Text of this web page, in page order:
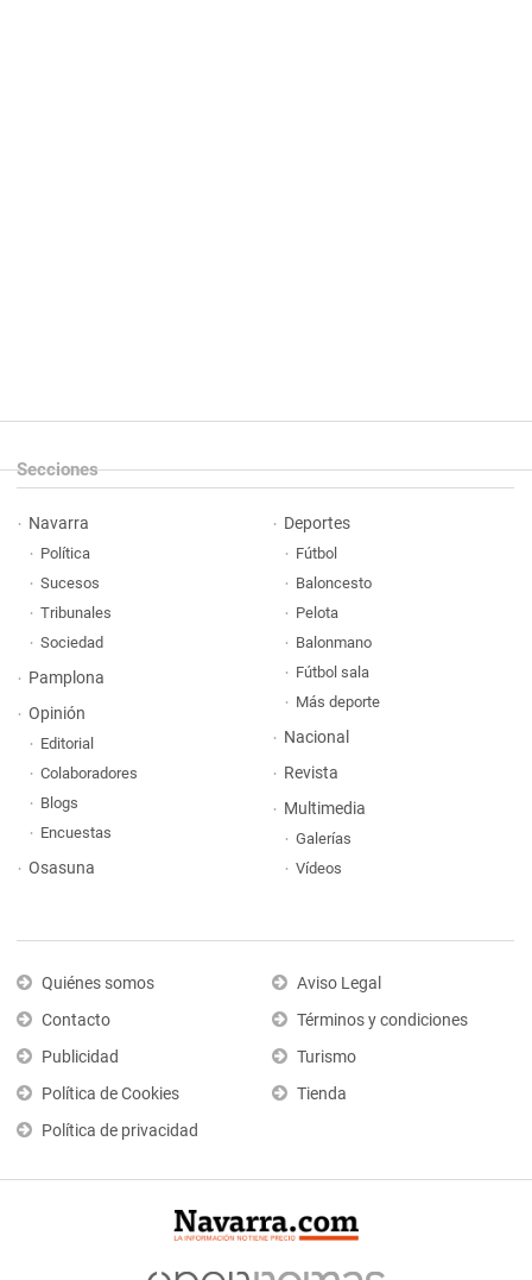
Secciones
Navarra
Política
Sucesos
Tribunales
Sociedad
Pamplona
Opinión
Editorial
Colaboradores
Blogs
Encuestas
Osasuna
Deportes
Fútbol
Baloncesto
Pelota
Balonmano
Fútbol sala
Más deporte
Nacional
Revista
Multimedia
Galerías
Vídeos
Quiénes somos
Contacto
Publicidad
Política de Cookies
Política de privacidad
Aviso Legal
Términos y condiciones
Turismo
Tienda